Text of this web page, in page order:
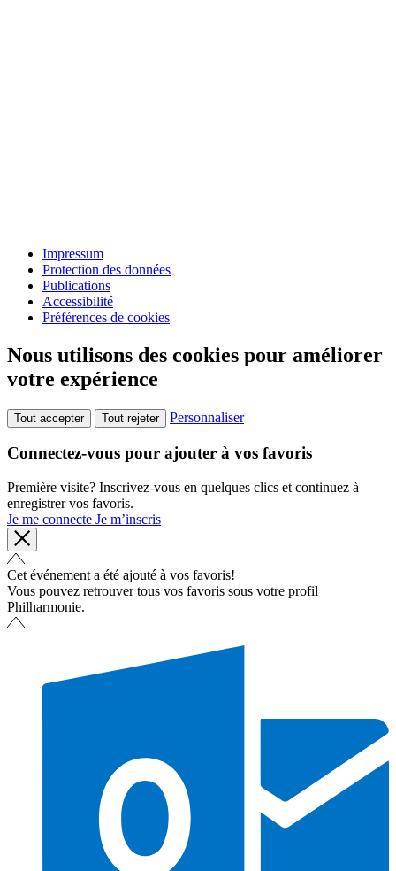
Impressum
Protection des données
Publications
Accessibilité
Préférences de cookies
Nous utilisons des cookies pour améliorer
votre expérience
Tout accepter Tout rejeter Personnaliser
Connectez-vous pour ajouter à vos favoris
Première visite? Inscrivez-vous en quelques clics et continuez à
enregistrer vos favoris.
Je me connecte Je m’inscris
Cet événement a été ajouté à vos favoris!
Vous pouvez retrouver tous vos favoris sous votre profil
Philharmonie.